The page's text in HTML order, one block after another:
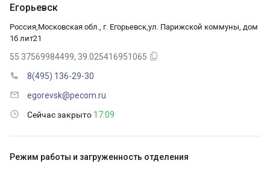
Егорьевск
Россия,Московская обл., г. Егорьевск,ул. Парижской коммуны, дом
1б лит21
55.37569984499, 39.025416951065
8(495) 136-29-30
egorevsk@pecom.ru
Сейчас закрыто 17:09
Режим работы и загруженность отделения